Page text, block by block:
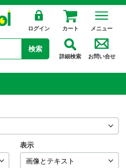
ログイン カート メニュー
検索
詳細検索 お問い合せ
表示